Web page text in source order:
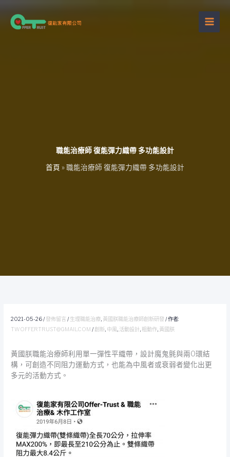
職能治療師 復能彈力織帶 多功能設計
首頁 »職能治療師 復能彈力織帶 多功能設計
2021-05-26/發佈留言/生理職能治療, 黃國朕職能治療師創新研發/ 作者:
TWOFFERTRUST@GMAIL.COM /創新, 中風, 活動設計,粗動作, 黃國朕
黃國朕職能治療師利用單一彈性平織帶，設計魔鬼氈與兩O環結
構，可創造不同阻力運動方式，也能為中風者或衰弱者變化出更
多元的活動方式。